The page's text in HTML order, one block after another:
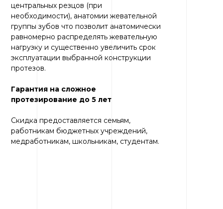
центральных резцов (при
необходимости), анатомии жевательной
группы зубов что позволит анатомически
равномерно распределять жевательную
нагрузку и существенно увеличить срок
эксплуатации выбранной конструкции
протезов.
Гарантия на сложное
протезирование до 5 лет
Скидка предоставляется семьям,
работникам бюджетных учреждений,
медработникам, школьникам, студентам.